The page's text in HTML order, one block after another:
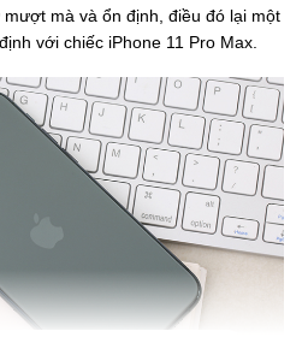
mà và ổn định, điều đó lại một
với chiếc iPhone 11 Pro Max.